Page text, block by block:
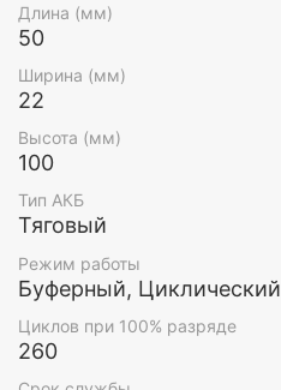
Длина (мм)
50
Ширина (мм)
22
Высота (мм)
100
Тип АКБ
Тяговый
Режим работы
Буферный, Циклический
Циклов при 100% разряде
260